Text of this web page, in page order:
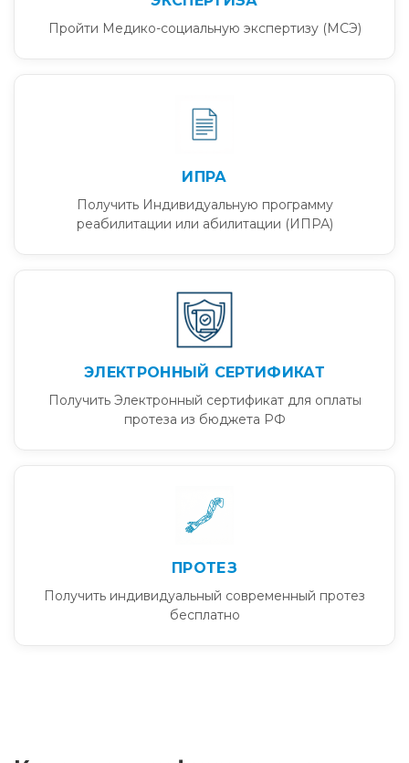
Пройти Медико-социальную экспертизу (МСЭ)
ИПРА
Получить Индивидуальную программу
реабилитации или абилитации (ИПРА)
ЭЛЕКТРОННЫЙ СЕРТИФИКАТ
Получить Электронный сертификат для оплаты
протеза из бюджета РФ
ПРОТЕЗ
Получить индивидуальный современный протез
бесплатно